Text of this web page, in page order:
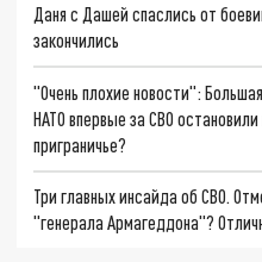
Даня с Дашей спаслись от
закончились
"Очень плохие новости":
НАТО впервые за СВО
приграничье?
Три главных инсайда об СВО.
"генерала Армагеддона"?